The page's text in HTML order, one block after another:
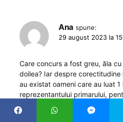
Ana spune:
29 august 2023 la
Care concurs a fost greu, ăla
doilea? Iar despre corectitudine
au existat oameni care au luat
reprezentantului primarului,
potrivit, călcaseră pe bătăturile
primărie sau pur și simplu erau